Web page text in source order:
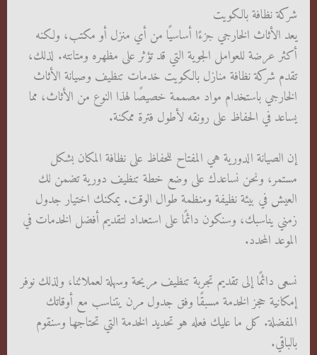
شركة نظافة بالكويت
يعد الأثاث الخارجي جزءًا أساسيًا من أي منزل أو مكتب، ولكنه
أكثر عرضة للعوامل الجوية التي قد تؤثر على مظهره ومتانته. لذلك،
تقدم شركة نظافة منازل بالكويت خدمات تنظيف وصيانة الأثاث
الخارجي باستخدام مواد مصممة خصيصًا لهذا النوع من الأثاث، مما
يساعد في الحفاظ على رونقه لأطول فترة ممكنة.
إن الصيانة الدورية هي المفتاح للحفاظ على نظافة المكان بشكل
مستمر، ونحن نساعدك على وضع خطة تنظيف دورية تضمن لك
العيش في بيئة نظيفة ومنظمة طوال الوقت. يمكنك اختيار جدول
زمني يناسبك، وسنكون دائمًا على استعداد لتقديم أفضل الخدمات في
الموعد المحدد.
نسعى دائمًا إلى تقديم تجربة تنظيف مريحة وسهلة لعملائنا، ولذلك نوفر
إمكانية حجز الخدمة مسبقًا وفق جدول مرن يتناسب مع أوقاتك
المفضلة. كل ما عليك فعله هو تحديد الخدمة التي تحتاجها وسنقوم
بالباقي.